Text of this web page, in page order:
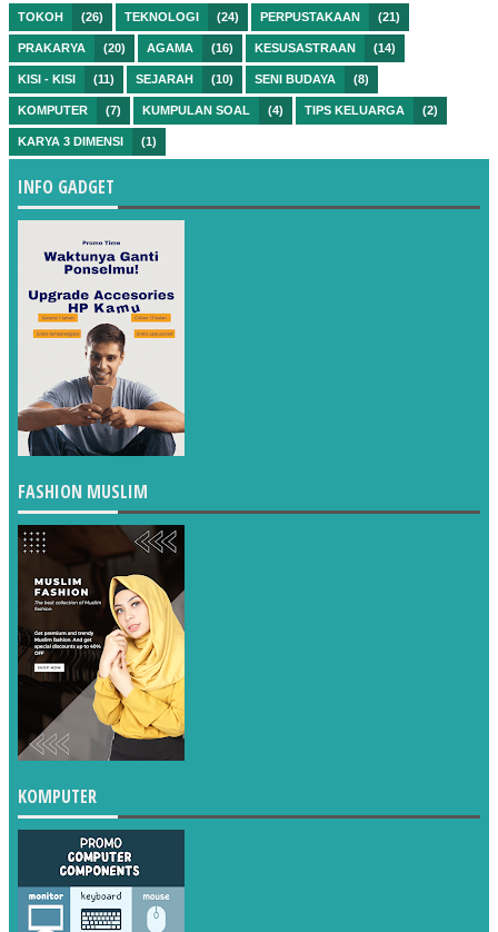
TOKOH (26) TEKNOLOGI (24) PERPUSTAKAAN (21)
PRAKARYA (20) AGAMA (16) KESUSASTRAAN (14)
KISI - KISI (11) SEJARAH (10) SENI BUDAYA (8)
KOMPUTER (7) KUMPULAN SOAL (4) TIPS KELUARGA (2)
KARYA 3 DIMENSI (1)
INFO GADGET
FASHION MUSLIM
KOMPUTER